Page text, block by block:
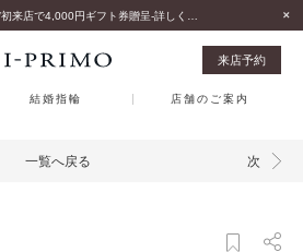
来店予約
結婚指輪 店舗のご案内
一覧へ戻る 次